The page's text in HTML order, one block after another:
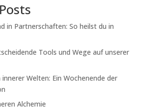
in Partnerschaften: So heilst du in
Tools und Wege auf unserer
innerer Welten: Ein Wochenende der
Alchemie